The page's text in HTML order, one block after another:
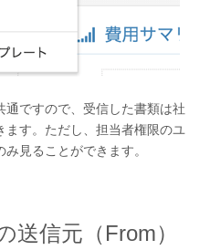
ですので、受信した書類は社
す。ただし、担当者権限のユ
見ることができます。
送信元（From）